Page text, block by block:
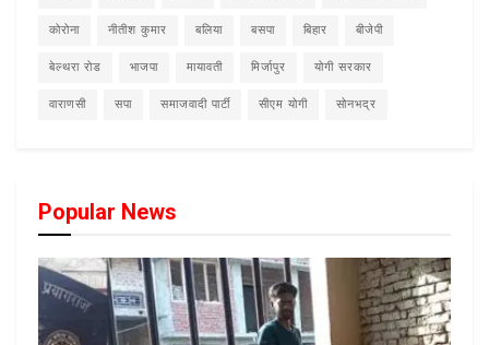
कोरोना नीतीश कुमार बलिया बसपा बिहार बीजेपी
बेल्थरा रोड भाजपा मायावती मिर्जापुर योगी सरकार
वाराणसी सपा समाजवादी पार्टी सीएम योगी सोनभद्र
Popular News